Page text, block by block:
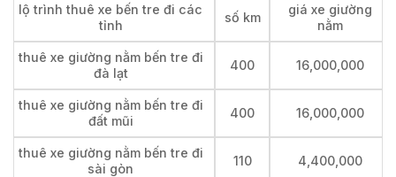
lộ trình thuê xe bến tre đi các
tỉnh
số km
giá xe giường
nằm
thuê xe giường nằm bến tre đi
đà lạt
400 16,000,000
thuê xe giường nằm bến tre đi
đất mũi
400 16,000,000
thuê xe giường nằm bến tre đi
sài gòn
110 4,400,000